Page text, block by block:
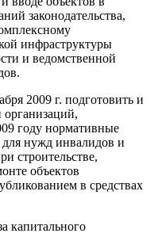
законодательства,
инфраструктуры
и ведомственной
2009 г. подготовить и
году нормативные
для нужд инвалидов и
строительстве,
объектов
в средствах
капитального